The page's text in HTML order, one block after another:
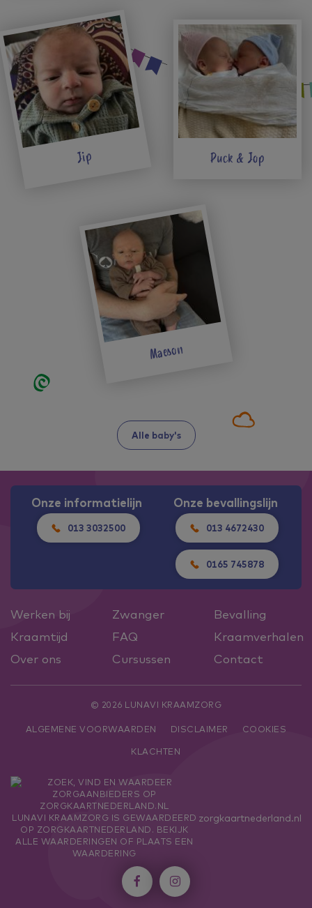
Jip Puck & Jop
Maeson
Alle baby's
Onze informatielijn
013 3032500
Onze bevallingslijn
013 4672430
0165 745878
Werken bij Zwanger
Bevalling
Kraamtijd
FAQ
Kraamverhalen
Over ons
Cursussen Contact
© 2026 LUNAVI KRAAMZORG
ALGEMENE VOORWAARDEN DISCLAIMER
COOKIES
KLACHTEN
LUNAVI KRAAMZORG IS GEWAARDEERD
OP ZORGKAARTNEDERLAND. BEKIJK
ALLE WAARDERINGEN OF PLAATS EEN
WAARDERING
zorgkaartnederland.nl
 